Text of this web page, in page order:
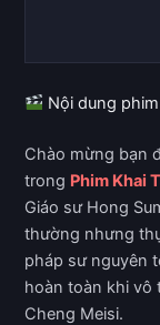
Nội dung
Chào mừng bạn
trong Phim Khai
Giáo sư Hong
thường nhưng
pháp sư nguyên
hoàn toàn khi vô
Cheng Meisi.